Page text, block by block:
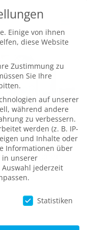
und 3D-Druck
Operationen
Einige von ihnen
diese Website
Zustimmung zu
Sie Ihre
auf unserer
während andere
zu verbessern.
werden (z. B. IP-
und Inhalte oder
Informationen über
in unserer
jederzeit
Statistiken